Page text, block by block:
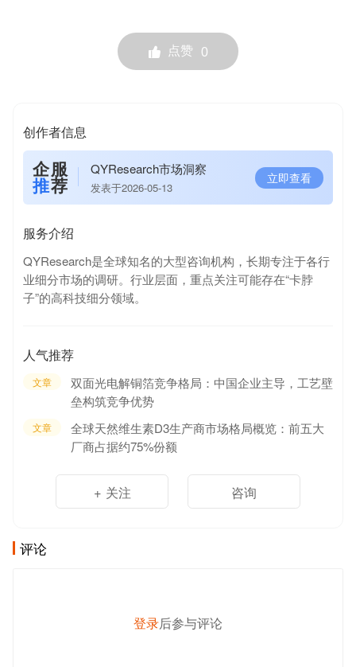
点赞 0
创作者信息
企服
推荐
QYResearch市场洞察
发表于2026-05-13
立即查看
服务介绍
QYResearch是全球知名的大型咨询机构，长期专注于各行
业细分市场的调研。行业层面，重点关注可能存在“卡脖
子”的高科技细分领域。
人气推荐
文章
双面光电解铜箔竞争格局：中国企业主导，工艺壁
垒构筑竞争优势
文章
全球天然维生素D3生产商市场格局概览：前五大
厂商占据约75%份额
+ 关注 咨询
评论
登录后参与评论